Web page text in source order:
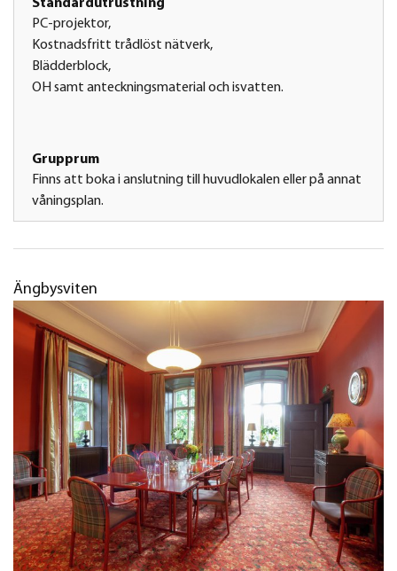
Standardutrustning
PC-projektor,
Kostnadsfritt trådlöst nätverk,
Blädderblock,
OH samt anteckningsmaterial och isvatten.
Grupprum
Finns att boka i anslutning till huvudlokalen eller på annat
våningsplan.
Ängbysviten